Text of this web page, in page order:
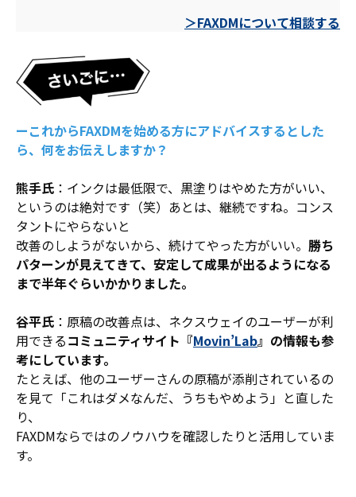
＞FAXDMについて相談する
ーこれからFAXDMを始める方にアドバイスするとした
ら、何をお伝えしますか？
熊手氏 ：インクは最低限で、黒塗りはやめた方がいい、
というのは絶対です（笑）あとは、継続ですね。コンス
タントにやらないと
改善のしようがないから、続けてやった方がいい。 勝ち
パターンが見えてきて、安定して成果が出るようになる
まで半年ぐらいかかりました。
谷平氏 ：原稿の改善点は、ネクスウェイのユーザーが利
用できるコミュニティサイト『Movin’Lab』の情報も参
考にしています。
たとえば、他のユーザーさんの原稿が添削されているの
を見て「これはダメなんだ、うちもやめよう」と直した
り、
FAXDMならではのノウハウを確認したりと活用していま
す。